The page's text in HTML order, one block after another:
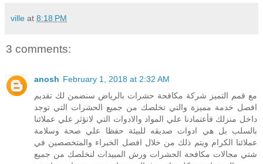
ville at 8:18 PM
3 comments:
anosh February 1, 2018 at 2:32 AM
مع قمم التميز شركة مكافحة حشرات بالرياض سنضمن لك تقديم
افصل خدمة مميزة والتي تخلصك من جميع الحشرات التي توجد
داخل منزلك فأعتمادنا علي المواد والادوات التي لاتؤثر علي عملائنا
بالسلب بل هي ادوات صديقه للبيئة حفظا علي صحة وسلامة
عملائنا الكرام ويتم ذلك من خلال افضل الخبراء والمتخصصين في
شتي مجالات مكافحة الحشرات ورش المبيدات لنخلصك من جميع